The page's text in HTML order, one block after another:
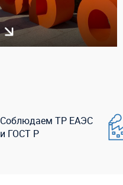
Соблюдаем ТР ЕАЭС
и ГОСТ Р